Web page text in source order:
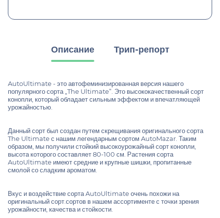
Описание Трип-репорт
AutoUltimate - это автофеминизированная версия нашего
популярного сорта „The Ultimate”. Это высококачественный сорт
конопли, который обладает сильным эффектом и впечатляющей
урожайностью.
Данный сорт был создан путем скрещивания оригинального сорта
The Ultimate с нашим легендарным сортом AutoMazar. Таким
образом, мы получили стойкий высокоурожайный сорт конопли,
высота которого составляет 80-100 см. Растения сорта
AutoUltimate имеют средние и крупные шишки, пропитанные
смолой со сладким ароматом.
Вкус и воздействие сорта AutoUltimate очень похожи на
оригинальный сорт.сортов в нашем ассортименте с точки зрения
урожайности, качества и стойкости.